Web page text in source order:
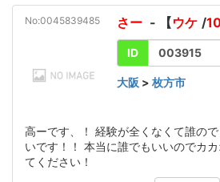
No:0045839485 さー - 【ウケ /
ID 003915
大阪 > 枚方市
高ーです、！ 経験が全くなくて誰の
いです！！ 本当に誰でもいいのでカ
てください！